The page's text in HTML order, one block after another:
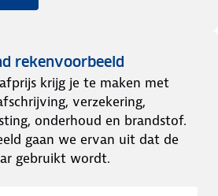
rekenvoorbeeld
krijg je te maken met
verzekering,
onderhoud en brandstof.
gaan we ervan uit dat de
gebruikt wordt.